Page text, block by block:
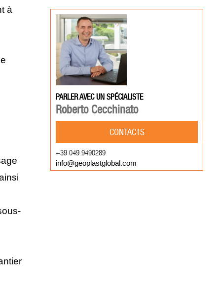
à
PARLER AVEC UN SPÉCIALISTE
Roberto Cecchinato
CONTACTS
+39 049 9490289
info@geoplastglobal.com